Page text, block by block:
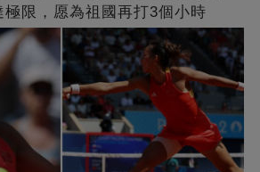
限，愿為祖國再打3個小時